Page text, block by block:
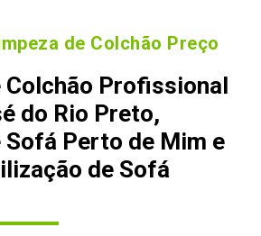
de Colchão Preço
Colchão Profissional
do Rio Preto,
Sofá Perto de Mim e
de Sofá